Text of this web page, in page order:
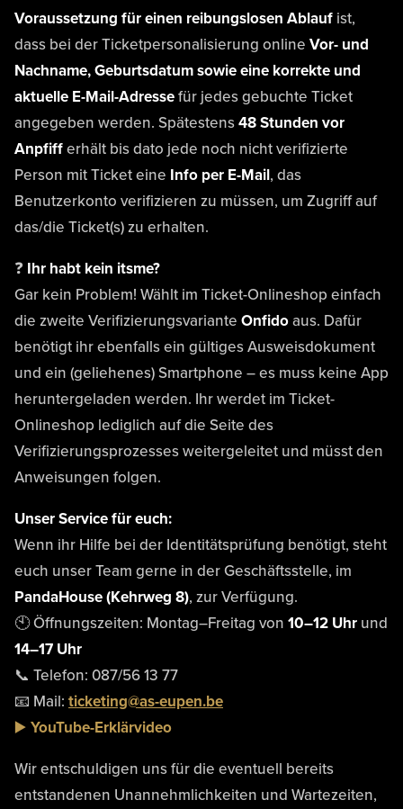
Voraussetzung für einen reibungslosen Ablauf ist,
dass bei der Ticketpersonalisierung online Vor- und
Nachname, Geburtsdatum sowie eine korrekte und
aktuelle E-Mail-Adressefür jedes gebuchte Ticket
angegeben werden. Spätestens48 Stunden vor
Anpfifferhält bis dato jede noch nicht verifizierte
Person mit Ticket eine Info per E-Mail, das
Benutzerkonto verifizieren zu müssen, um Zugriff auf
das/die Ticket(s) zu erhalten.
❓ Ihr habt kein itsme?
Gar kein Problem! Wählt im Ticket-Onlineshop einfach
die zweite Verifizierungsvariante Onfidoaus. Dafür
benötigt ihr ebenfalls ein gültiges Ausweisdokument
und ein (geliehenes) Smartphone – es muss keine App
heruntergeladen werden. Ihr werdet im Ticket-
Onlineshop lediglich auf die Seite des
Verifizierungsprozesses weitergeleitet und müsst den
Anweisungen folgen.
Unser Service für euch:
Wenn ihr Hilfe bei der Identitätsprüfung benötigt, steht
euch unser Team gerne in der Geschäftsstelle, im
PandaHouse (Kehrweg 8), zur Verfügung.
🕙 Öffnungszeiten: Montag–Freitag von 10–12 Uhr und
14–17 Uhr
📞 Telefon: 087/56 13 77
📧 Mail: ticketing@as-eupen.be
▶️ YouTube-Erklärvideo
Wir entschuldigen uns für die eventuell bereits
entstandenen Unannehmlichkeiten und Wartezeiten,